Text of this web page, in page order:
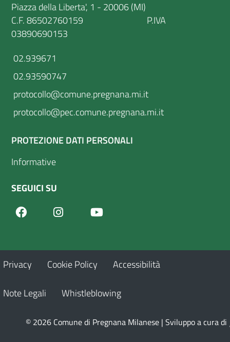
Piazza della Liberta', 1 - 20006 (MI)
C.F. 86502760159 P.IVA
03890690153
02.939671
02.93590747
protocollo@comune.pregnana.mi.it
protocollo@pec.comune.pregnana.mi.it
PROTEZIONE DATI PERSONALI
Informative
SEGUICI SU
FacebookInstagram
Privacy Cookie Policy Accessibilità
Note Legali Whistleblowing
© 2026 Comune di Pregnana Milanese | Sviluppo a cura di